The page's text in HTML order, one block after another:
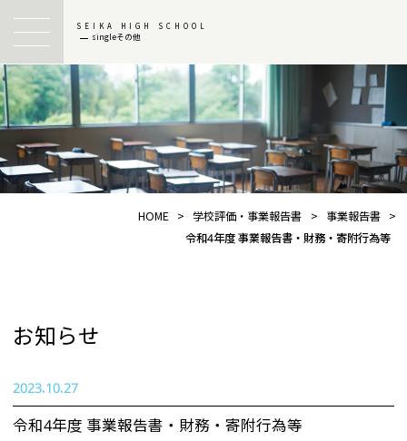
SEIKA HIGH SCHOOL
singleその他
HOME > 学校評価・事業報告書 > 事業報告書 >
令和4年度 事業報告書・財務・寄附行為等
お知らせ
2023.10.27
令和4年度 事業報告書・財務・寄附行為等